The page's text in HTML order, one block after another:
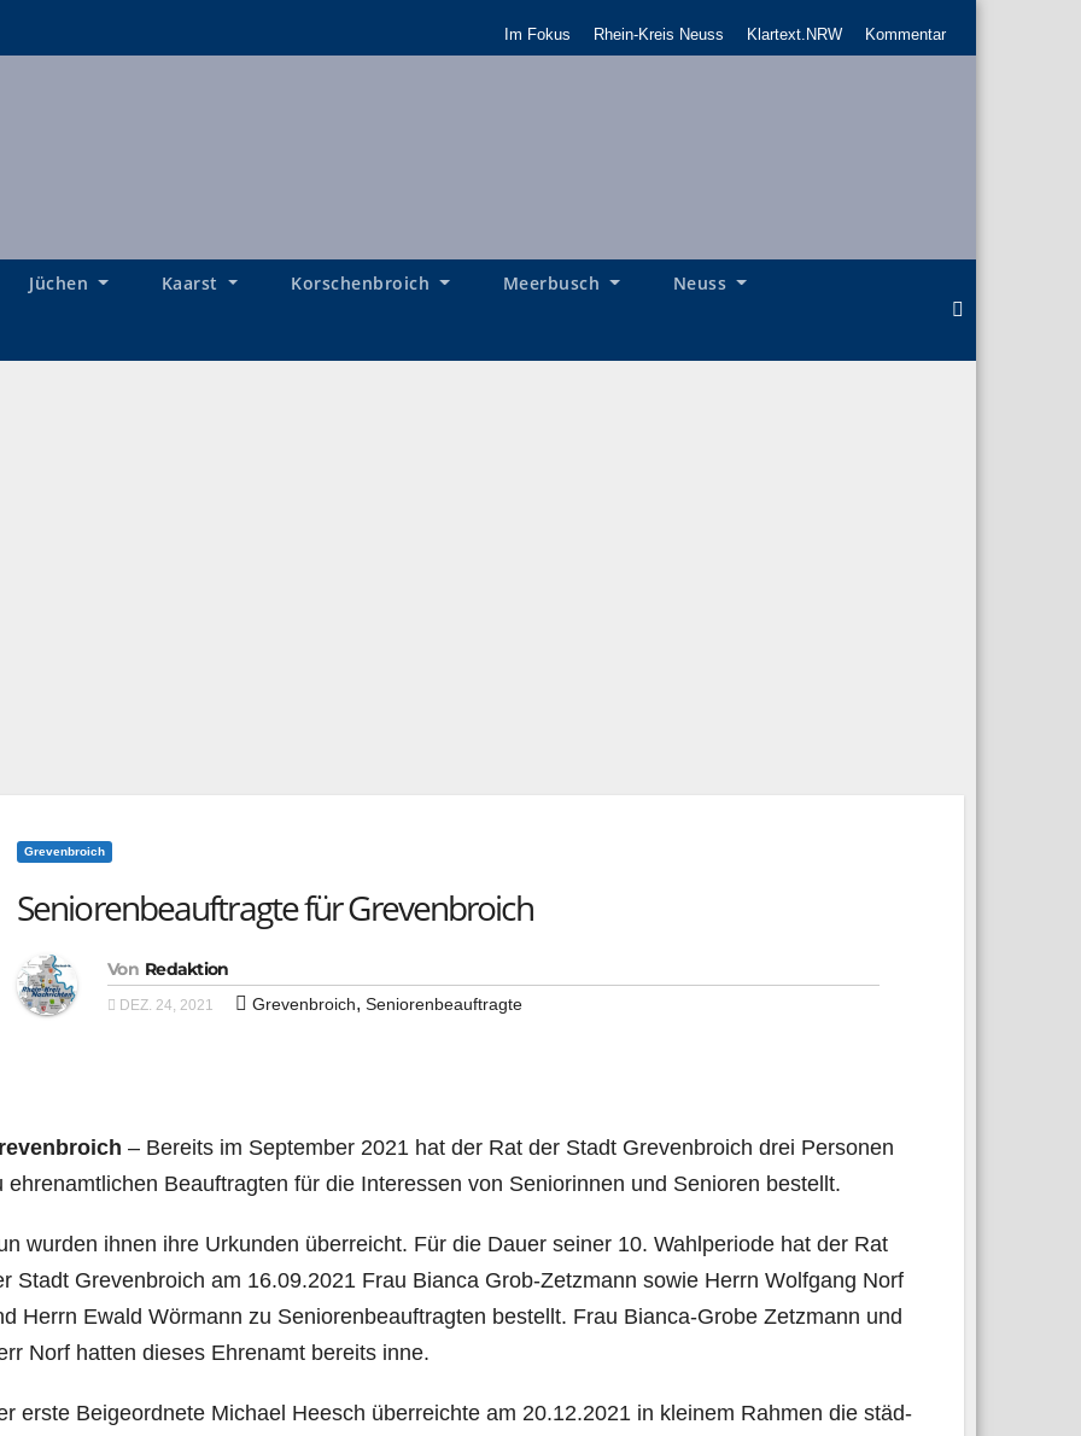
Im Fokus Rhein-Kreis Neuss Klartext.NRW Kommentar
Jüchen Kaarst Korschenbroich Meerbusch Neuss
Grevenbroich
Seniorenbeauftragte für Grevenbroich
Von Redaktion
DEZ. 24, 2021 Grevenbroich, Seniorenbeauftragte
– Bereits im Sep­tem­ber 2021 hat der Rat der Stadt Gre­ven­broich drei Per­so­nen
ehren­amt­li­chen Beauf­trag­ten für die Inter­es­sen von Senio­rin­nen und Senio­ren bestellt.
wur­den ihnen ihre Urkun­den über­reicht. Für die Dau­er sei­ner 10. Wahl­pe­ri­ode hat der Rat
Stadt Gre­ven­broich am 16.09.2021 Frau Bian­ca Grob-Zetz­mann sowie Herrn Wolf­gang Norf
Herrn Ewald Wör­mann zu Senio­ren­be­auf­trag­ten bestellt. Frau Bian­ca-Gro­be Zetz­mann und
Norf hat­ten die­ses Ehren­amt bereits inne.
ers­te Bei­geord­ne­te Micha­el Heesch über­reich­te am 20.12.2021 in klei­nem Rah­men die städ­